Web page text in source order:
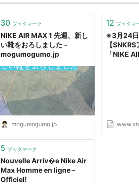
30 ブックマーク
NIKE AIR MAX 1 先週、新し
い靴をおろしました -
mogumogumo.jp
mogumogumo.jp
12 ブックマ
※3月24日
【SNKRS
「NIKE
5 ブックマーク
Nouvelle Arriv�e Nike Air
Max Homme en ligne -
Officiel!